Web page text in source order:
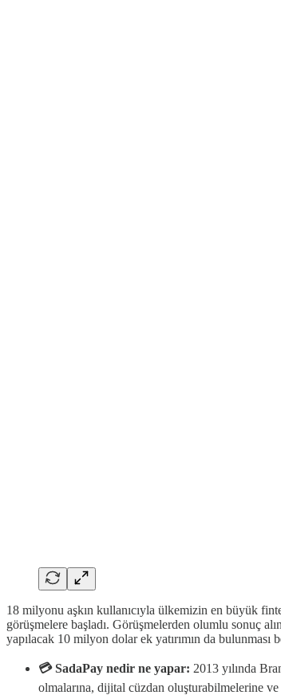
18 milyonu aşkın kullanıcıyla ülkemizin en büyük
görüşmelere başladı. Görüşmelerden olumlu sonuç
yapılacak 10 milyon dolar ek yatırımın da bulunması
💳 SadaPay nedir ne yapar: 2013 yılında
olmalarına, dijital cüzdan oluşturabilmelerine